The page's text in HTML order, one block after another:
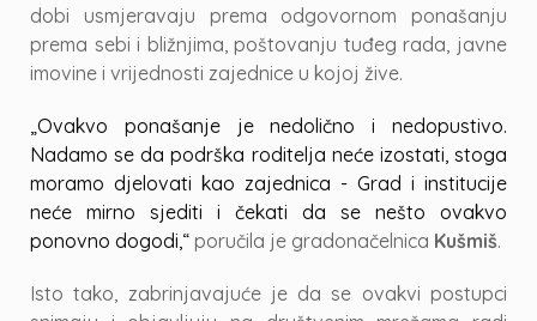
dobi usmjeravaju prema odgovornom ponašanju
prema sebi i bližnjima, poštovanju tuđeg rada, javne
imovine i vrijednosti zajednice u kojoj žive.
„Ovakvo ponašanje je nedolično i nedopustivo.
Nadamo se da podrška roditelja neće izostati, stoga
moramo djelovati kao zajednica - Grad i institucije
neće mirno sjediti i čekati da se nešto ovakvo
ponovno dogodi,“ poručila je gradonačelnica Kušmiš.
Isto tako, zabrinjavajuće je da se ovakvi postupci